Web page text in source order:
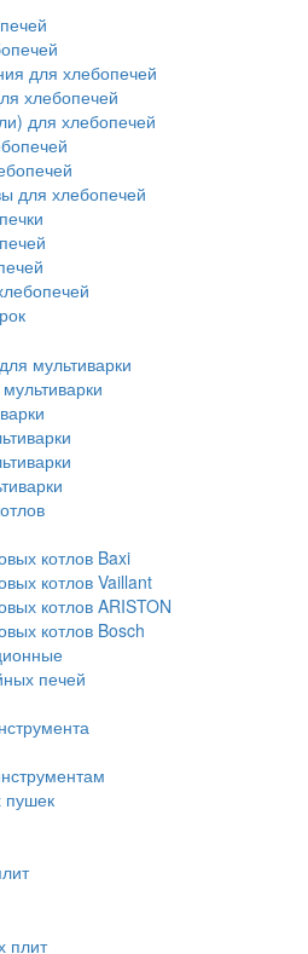
для хлебопечей
хлебопечей
для хлебопечей
для хлебопечей
мультиварки
котлов Baxi
котлов Vaillant
котлов ARISTON
котлов Bosch
печей
пушек
плит